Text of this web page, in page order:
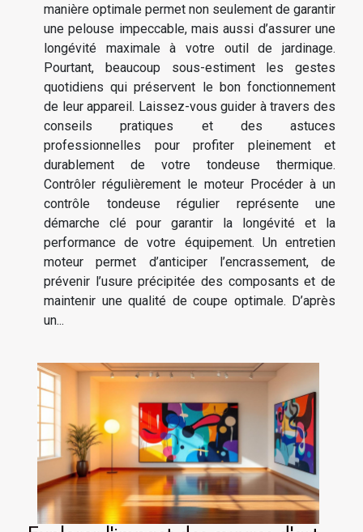
manière optimale permet non seulement de garantir
une pelouse impeccable, mais aussi d’assurer une
longévité maximale à votre outil de jardinage.
Pourtant, beaucoup sous-estiment les gestes
quotidiens qui préservent le bon fonctionnement
de leur appareil. Laissez-vous guider à travers des
conseils pratiques et des astuces
professionnelles pour profiter pleinement et
durablement de votre tondeuse thermique.
Contrôler régulièrement le moteur Procéder à un
contrôle tondeuse régulier représente une
démarche clé pour garantir la longévité et la
performance de votre équipement. Un entretien
moteur permet d’anticiper l’encrassement, de
prévenir l’usure précipitée des composants et de
maintenir une qualité de coupe optimale. D’après
un...